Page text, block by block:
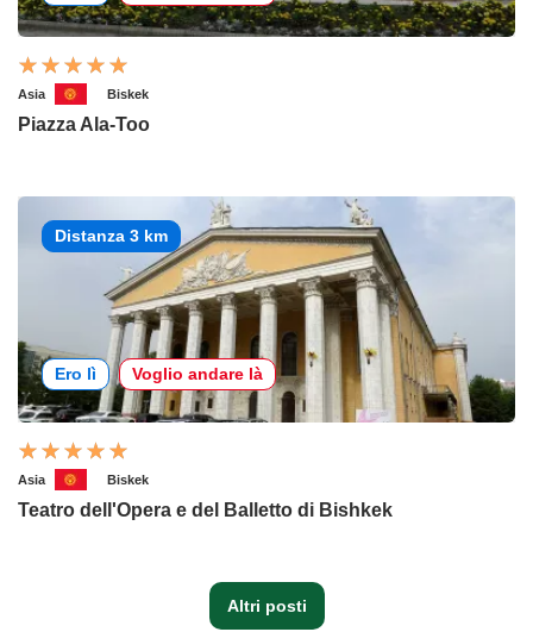
Asia Biskek
Piazza Ala-Too
Distanza 3 km
Ero lì Voglio andare là
Asia Biskek
Teatro dell'Opera e del Balletto di Bishkek
Altri posti